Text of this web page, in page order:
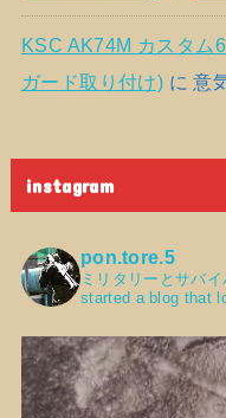
KSC AK74M カスタム
ガード取り付け) に意
instagram
pon.tore.5
ミリタリーとサバイ
started a blog that